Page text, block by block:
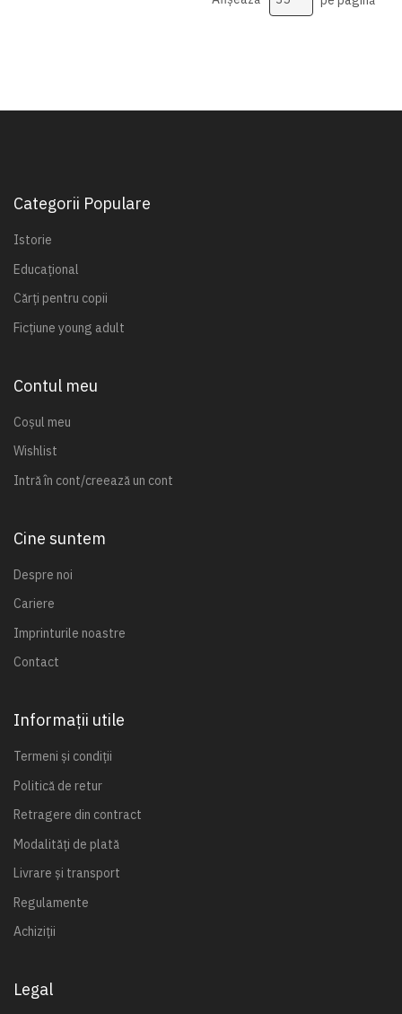
Categorii Populare
Istorie
Educațional
Cărți pentru copii
Ficțiune young adult
Contul meu
Coșul meu
Wishlist
Intră în cont/creează un cont
Cine suntem
Despre noi
Cariere
Imprinturile noastre
Contact
Informații utile
Termeni și condiții
Politică de retur
Retragere din contract
Modalități de plată
Livrare și transport
Regulamente
Achiziții
Legal